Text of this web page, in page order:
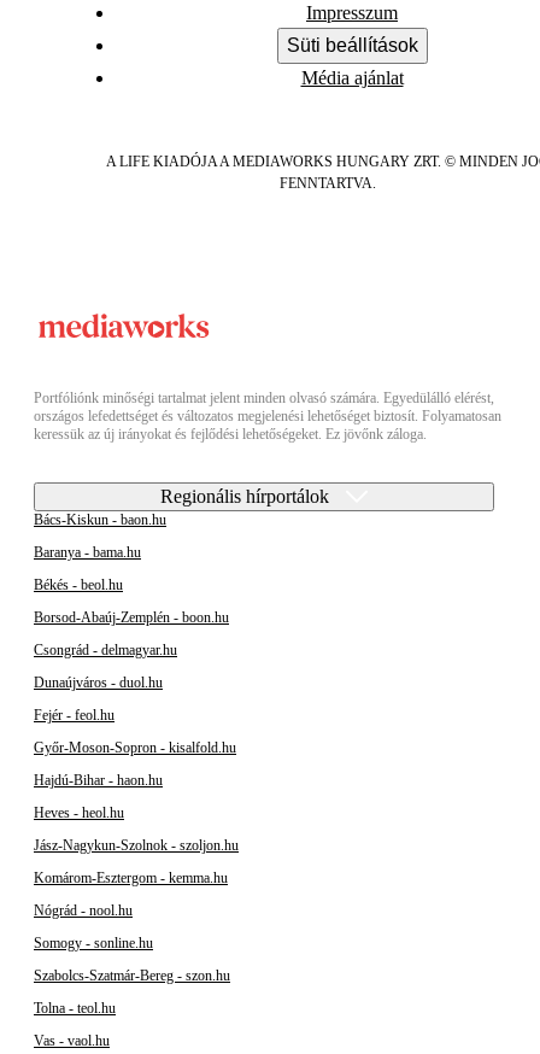
Impresszum
Süti beállítások
Média ajánlat
A LIFE KIADÓJA A MEDIAWORKS HUNGARY ZRT. © MINDEN
FENNTARTVA.
Portfóliónk minőségi tartalmat jelent minden olvasó számára. Egyedülálló elérést,
országos lefedettséget és változatos megjelenési lehetőséget biztosít. Folyamatosan
keressük az új irányokat és fejlődési lehetőségeket. Ez jövőnk záloga.
Regionális hírportálok
Bács-Kiskun - baon.hu
Baranya - bama.hu
Békés - beol.hu
Borsod-Abaúj-Zemplén - boon.hu
Csongrád - delmagyar.hu
Dunaújváros - duol.hu
Fejér - feol.hu
Győr-Moson-Sopron - kisalfold.hu
Hajdú-Bihar - haon.hu
Heves - heol.hu
Jász-Nagykun-Szolnok - szoljon.hu
Komárom-Esztergom - kemma.hu
Nógrád - nool.hu
Somogy - sonline.hu
Szabolcs-Szatmár-Bereg - szon.hu
Tolna - teol.hu
Vas - vaol.hu